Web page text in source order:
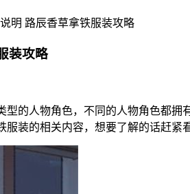
明 路辰香草拿铁服装攻略
装攻略
的人物角色，不同的人物角色都拥
装的相关内容，想要了解的话赶紧